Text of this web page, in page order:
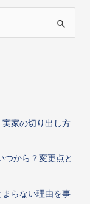
家の切り出し方
つから？変更点と
らない理由を事